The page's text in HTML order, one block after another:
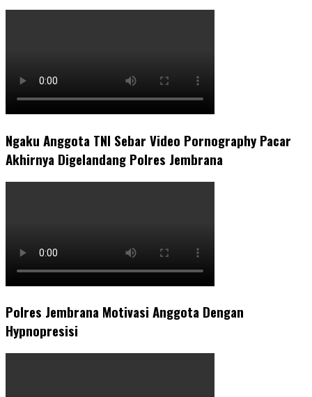
Ngaku Anggota TNI Sebar Video Pornography Pacar
Akhirnya Digelandang Polres Jembrana
Polres Jembrana Motivasi Anggota Dengan
Hypnopresisi